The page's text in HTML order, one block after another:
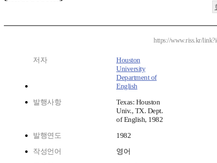
https://www.riss.kr/
저자
Houston
University
Department of
English
발행사항
Texas: Houston
Univ., TX. Dept.
of English, 1982
발행연도 1982
작성언어 영어